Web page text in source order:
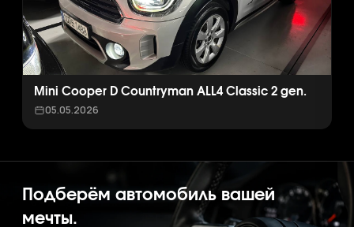
Mini Cooper D Countryman ALL4 Classic 2 gen.
05.05.2026
Подберём автомобиль вашей
мечты.